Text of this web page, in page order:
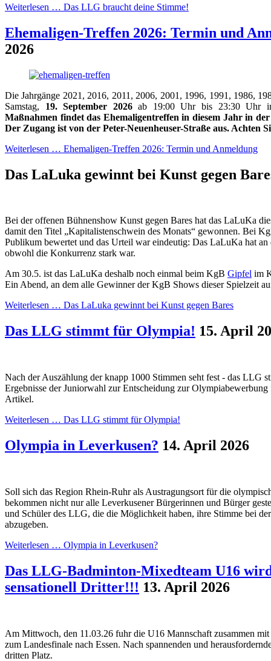
Weiterlesen … Das LLG braucht deine Stimme!
Ehemaligen-Treffen 2026: Termin und
2026
Die Jahrgänge 2021, 2016, 2011, 2006, 2001, 1996, 1991, 1986,
Samstag, 19. September 2026ab 19:00 Uhr bis 23:30 Uhr
Maßnahmen findet das Ehemaligentreffen in diesem Jahr in
Der Zugang ist von der Peter-Neuenheuser-Straße aus. Achten
Weiterlesen … Ehemaligen-Treffen 2026: Termin und Anmeldung
Das LaLuka gewinnt bei Kunst gegen
Bei der offenen Bühnenshow Kunst gegen Bares hat das LaLuKa
damit den Titel „Kapitalistenschwein des Monats“ gewonnen. Bei
Publikum bewertet und das Urteil war eindeutig: Das LaLuKa hat an
obwohl die Konkurrenz stark war.
Am 30.5. ist das LaLuKa deshalb noch einmal beim KgB Gipfel im
Ein Abend, an dem alle Gewinner der KgB Shows dieser Spielzeit
Weiterlesen … Das LaLuka gewinnt bei Kunst gegen Bares
Das LLG stimmt für Olympia! 15. April
Nach der Auszählung der knapp 1000 Stimmen seht fest - das LLG
Ergebnisse der Juniorwahl zur Entscheidung zur
Artikel.
Weiterlesen … Das LLG stimmt für Olympia!
Olympia in Leverkusen? 14. April 2026
Soll sich das Region Rhein-Ruhr als Austragungsort für die
bekommen nicht nur alle Leverkusener Bürgerinnen und Bürger
und Schüler des LLG, die die Möglichkeit haben, ihre Stimme bei
abzugeben.
Weiterlesen … Olympia in Leverkusen?
Das LLG-Badminton-Mixedteam U16
sensationell Dritter!!! 13. April 2026
Am Mittwoch, den 11.03.26 fuhr die U16 Mannschaft zusammen
zum Landesfinale nach Essen. Nach spannenden und
dritten Platz.